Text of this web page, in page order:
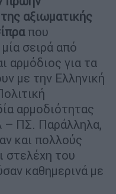
αξιωματικής
που
σειρά από
αρμόδιος για τα
με την Ελληνική
αρμοδιότητας
– ΠΣ. Παράλληλα,
και πολλούς
στελέχη του
καθημερινά με